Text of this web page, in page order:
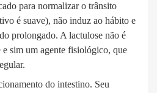
para normalizar o trânsito
é suave), não induz ao hábito e
prolongado. A lactulose não é
sim um agente fisiológico, que
do intestino. Seu